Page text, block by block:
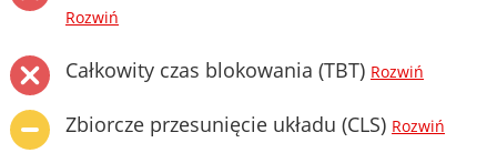
Rozwiń
Całkowity czas blokowania (TBT) Rozwiń
Zbiorcze przesunięcie układu (CLS) Rozwiń